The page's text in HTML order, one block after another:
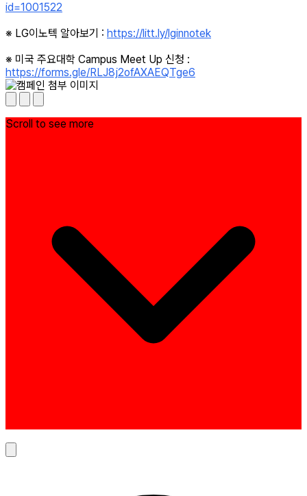
id=1001522
※ LG이노텍 알아보기 : https://litt.ly/lginnotek
※ 미국 주요대학 Campus Meet Up 신청 :
https://forms.gle/RLJ8j2ofAXAEQTge6
Scroll to see more